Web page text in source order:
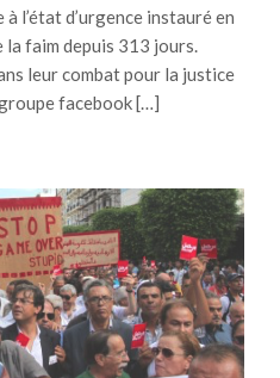
l’état d’urgence instauré en
la faim depuis 313 jours.
leur combat pour la justice
facebook […]